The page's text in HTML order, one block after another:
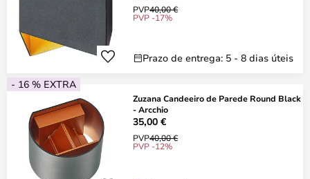
PVP40,00 €
PVP -17%
Prazo de entrega: 5 - 8 dias úteis
- 16 % EXTRA
Zuzana Candeeiro de Parede Round Black
- Arcchio
35,00 €
PVP40,00 €
PVP -12%